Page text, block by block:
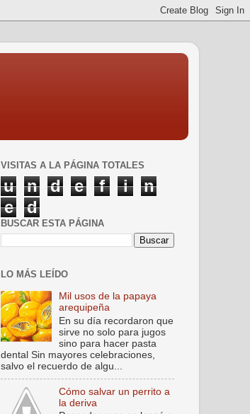
VISITAS A LA PÁGINA TOTALES
u n d e f i
n
e
d
BUSCAR ESTA PÁGINA
LO MÁS LEÍDO
Mil usos de la papaya
arequipeña
En su día recordaron que
sirve no solo para jugos
sino para hacer pasta
dental Sin mayores celebraciones,
salvo el recuerdo de algu...
Cómo salvar un perrito a
la deriva